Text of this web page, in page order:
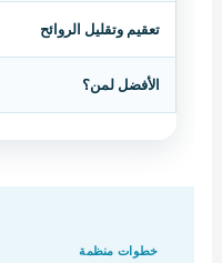
تعقيم وتقليل الروائح
الأفضل لمن؟
خطوات منظمة